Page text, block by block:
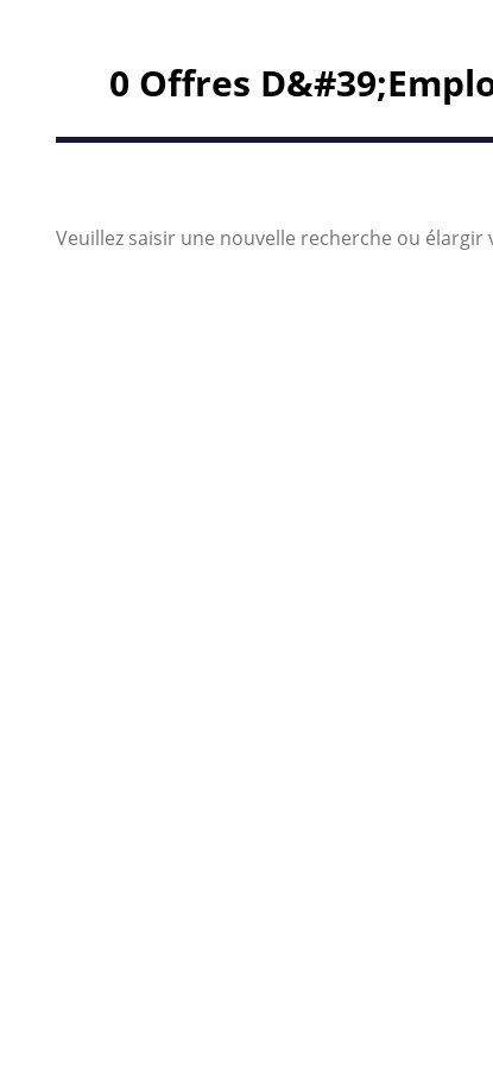
0 Offres
Veuillez saisir une nouvelle recherche ou élargir